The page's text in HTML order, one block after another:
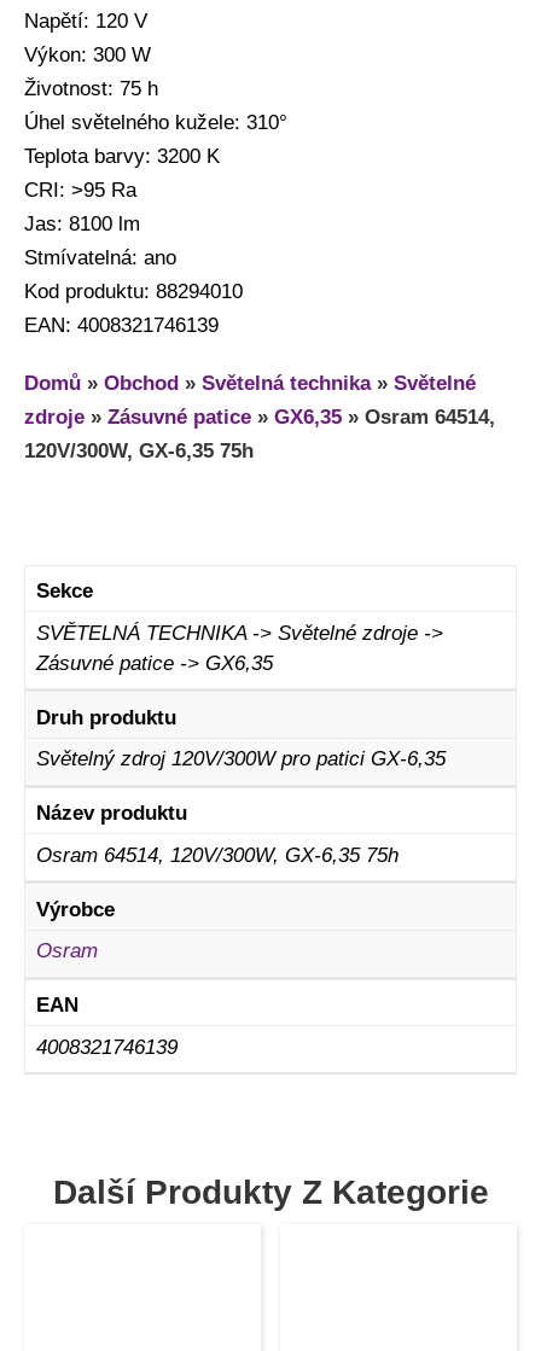
Napětí: 120 V
Výkon: 300 W
Životnost: 75 h
Úhel světelného kužele: 310°
Teplota barvy: 3200 K
CRI: >95 Ra
Jas: 8100 lm
Stmívatelná: ano
Kod produktu: 88294010
EAN: 4008321746139
Domů » Obchod » Světelná technika» Světelné
zdroje » Zásuvné patice » GX6,35 » Osram 64514,
120V/300W, GX-6,35 75h
Sekce
SVĚTELNÁ TECHNIKA -> Světelné zdroje ->
Zásuvné patice -> GX6,35
Druh produktu
Světelný zdroj 120V/300W pro patici GX-6,35
Název produktu
Osram 64514, 120V/300W, GX-6,35 75h
Výrobce
Osram
EAN
4008321746139
Další Produkty Z Kategorie